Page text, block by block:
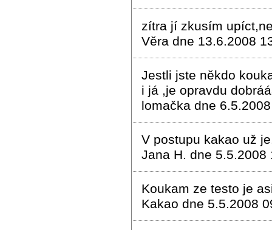
zítra jí zkusím
Věra dne 13.6.2008
Jestli jste někdo
i já ,je opravdu
lomačka dne
V postupu kakao už
Jana H. dne 5.5.2008
Koukam ze testo je
Kakao dne 5.5.2008